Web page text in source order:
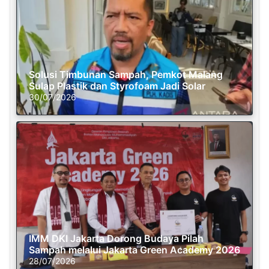
Solusi Timbunan Sampah, Pemkot Malang
Sulap Plastik dan Styrofoam Jadi Solar
30/07/2026
IMM DKI Jakarta Dorong Budaya Pilah
Sampah melalui Jakarta Green Academy 2026
28/07/2026